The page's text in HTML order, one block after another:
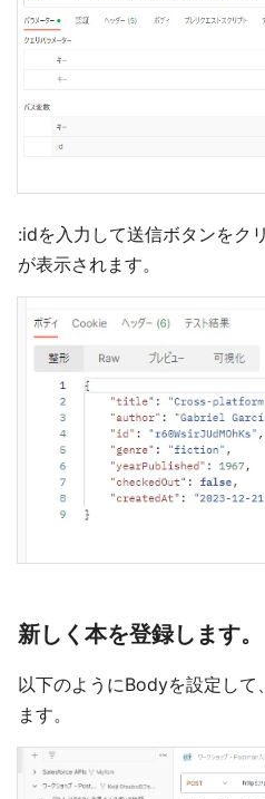
:idを入力して送信ボタンをク
が表示されます。
新しく本を登録します。
以下のようにBodyを設定して
ます。